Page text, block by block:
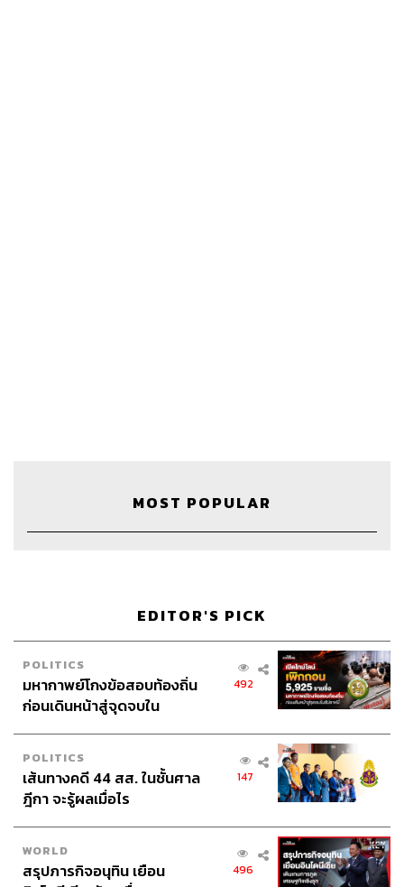
โรงเรียน พอมาเล่นฟุตบอลอาชีพ บรรยากาศจะแตกต่างกัน
คนดูค่อนข้างเยอะ ส่วนนัดแรกในทีมชาติไทยไม่ตื่นเต้นเท่า
แมตช์ในความทรงจำ
นัดชิง ซูซูกิ คัพ ที่เราไปเยือนมาเลเซีย คือเราไม่ได้แชมป์มา
12 ปีแล้ว ก่อนเริ่มทัวร์นาเมนต์ก็มีคนที่ดูถูกและสบประมาท
เราค่อนข้างเยอะว่าจะไม่ได้แชมป์อีกครั้งหนึ่ง สุดท้าย
สถานการณ์ก็เกือบจะเป็นแบบนั้น แต่พอทุกคนรวมใจกลับมา
อีกครั้ง เราก็คว้าแชมป์ในรอบ 12 ปีได้
มีคนวิจารณ์เราเยอะ เราก็ต้องซ้อมให้มากขึ้น
ทำงานในแต่ละวันให้หนักขึ้น และสุดท้ายผล
MOST POPULAR
EDITOR'S PICK
POLITICS
มหากาพย์โกงข้อสอบท้องถิ่น
ก่อนเดินหน้าสู่จุดจบใน
492
POLITICS
เส้นทางคดี 44 สส. ในชั้นศาล
ฎีกา จะรู้ผลเมื่อไร
147
WORLD
สรุปภารกิจอนุทิน เยือน
496